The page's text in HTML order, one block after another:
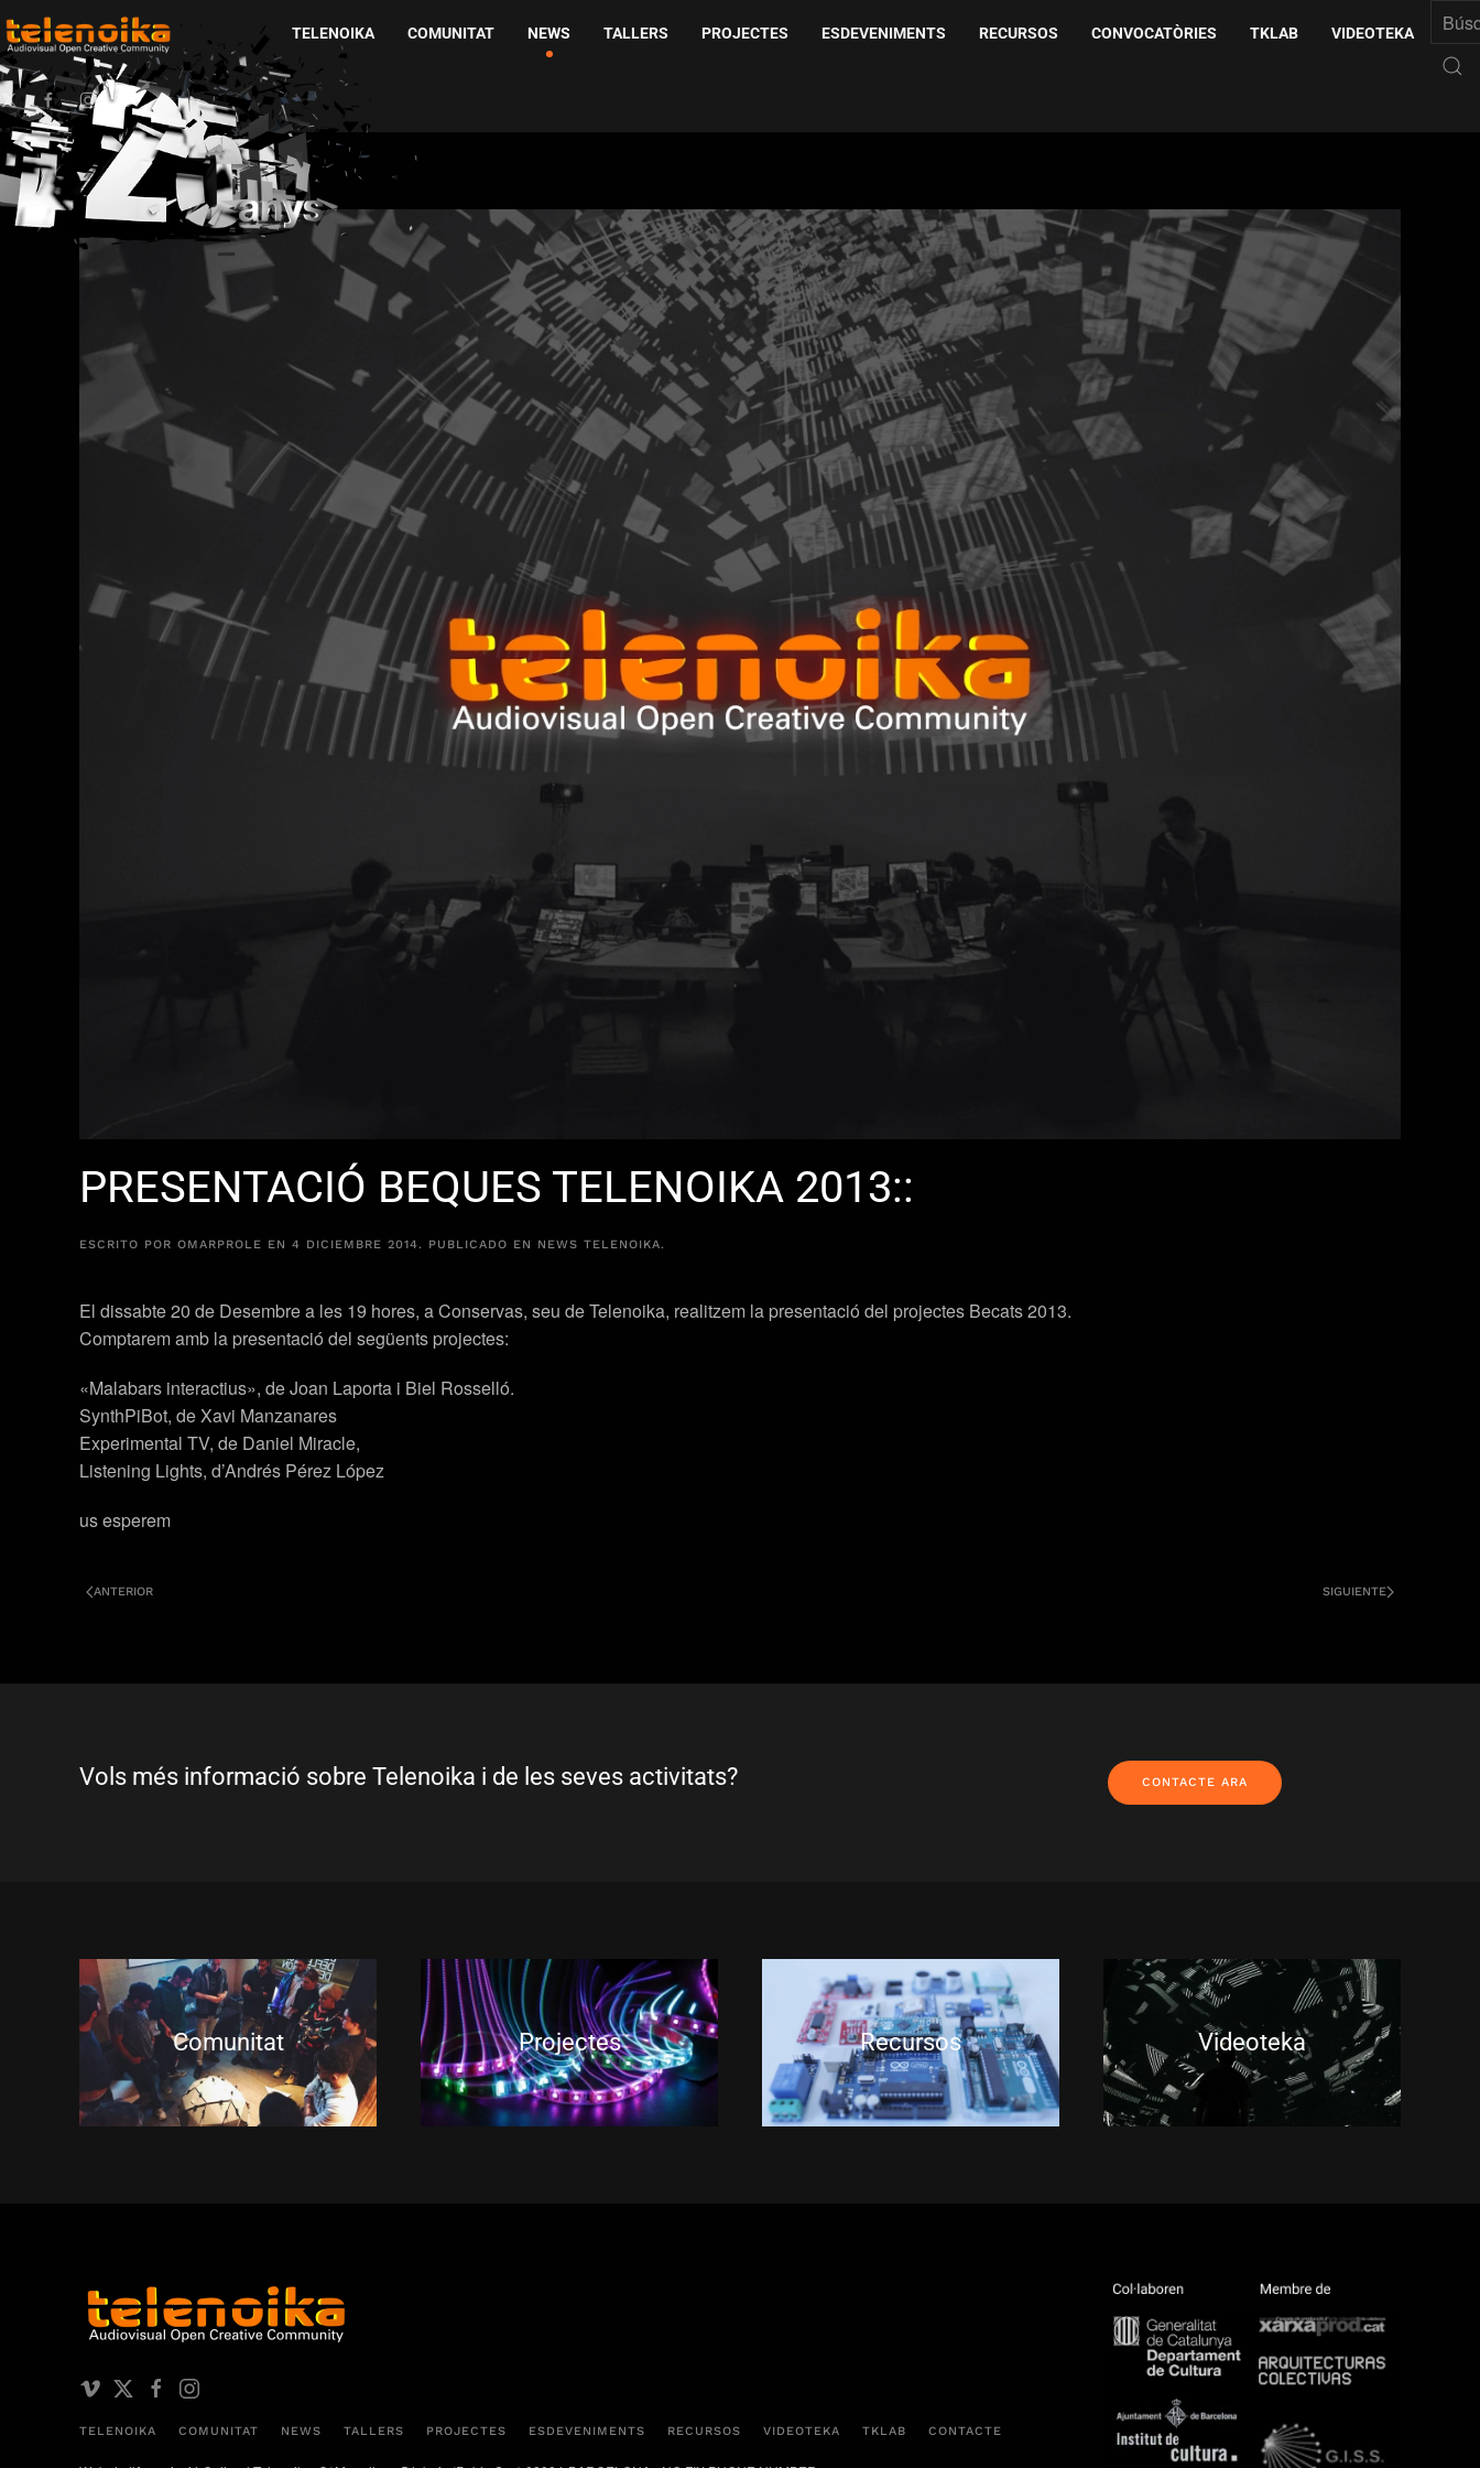
Ir al contenido principal
TELENOIKA COMUNITAT NEWS TALLERS PROJECTES ESDEVENIMENTS RECURSOS CONVOCATÒRIES TKLAB VIDEOTEKA
PRESENTACIÓ BEQUES TELENOIKA 2013::
ESCRITO POR OMARPROLE EN 4 DICIEMBRE 2014. PUBLICADO EN NEWS TELENOIKA.
El dissabte 20 de Desembre a les 19 hores, a Conservas, seu de Telenoika, realitzem la presentació del projectes Becats 2013.
Comptarem amb la presentació del següents projectes:
«Malabars interactius», de Joan Laporta i Biel Rosselló.
SynthPiBot, de Xavi Manzanares
Experimental TV, de Daniel Miracle,
Listening Lights, d’Andrés Pérez López
us esperem
ANTERIOR SIGUIENTE
Vols més informació sobre Telenoika i de les seves activitats? CONTACTE ARA
Comunitat Projectes Recursos Videoteka
TELENOIKA COMUNITAT NEWS TALLERS PROJECTES ESDEVENIMENTS RECURSOS VIDEOTEKA TKLAB CONTACTE